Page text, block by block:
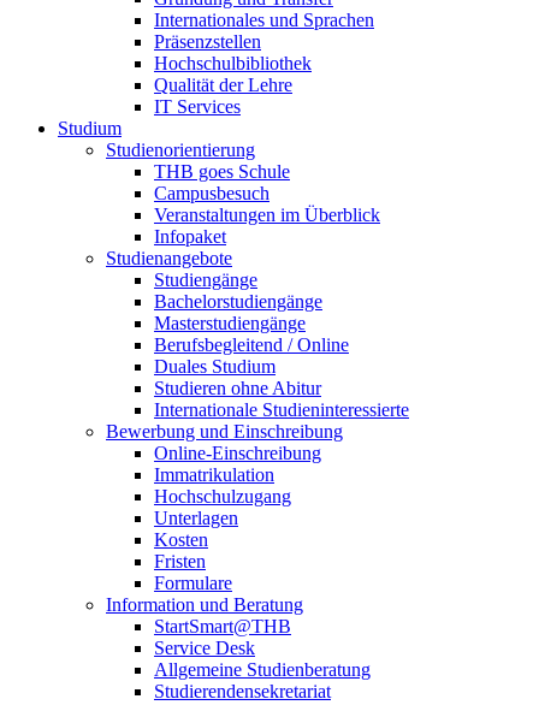
Internationales und Sprachen
Präsenzstellen
Hochschulbibliothek
Qualität der Lehre
IT Services
Studium
Studienorientierung
THB goes Schule
Campusbesuch
Veranstaltungen im Überblick
Infopaket
Studienangebote
Studiengänge
Bachelorstudiengänge
Masterstudiengänge
Berufsbegleitend / Online
Duales Studium
Studieren ohne Abitur
Internationale Studieninteressierte
Bewerbung und Einschreibung
Online-Einschreibung
Immatrikulation
Hochschulzugang
Unterlagen
Kosten
Fristen
Formulare
Information und Beratung
StartSmart@THB
Service Desk
Allgemeine Studienberatung
Studierendensekretariat